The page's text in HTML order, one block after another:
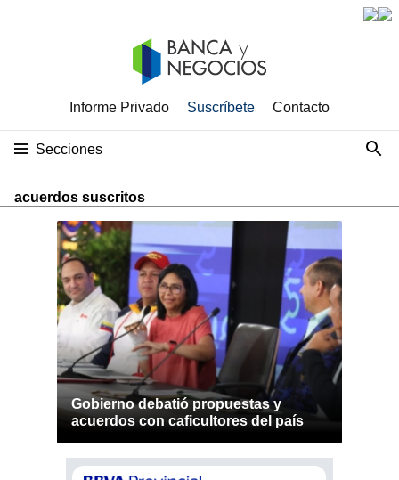
Informe Privado Suscríbete Contacto
Secciones
acuerdos suscritos
Gobierno debatió propuestas y
acuerdos con caficultores del país